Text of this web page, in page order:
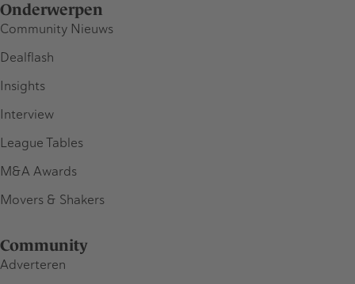
Onderwerpen
Community Nieuws
Dealflash
Insights
Interview
League Tables
M&A Awards
Movers & Shakers
Community
Adverteren